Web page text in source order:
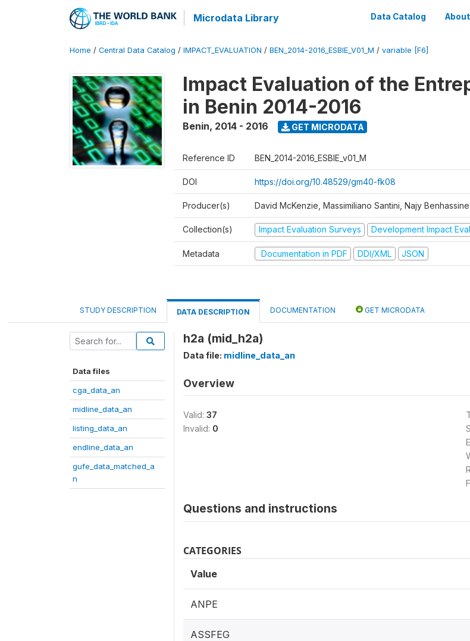
Microdata Library Data Catalog About
Home / Central Data Catalog / IMPACT_EVALUATION / BEN_2014-2016_ESBIE_V01_M / variable [F6]
Impact Evaluation of the
in Benin 2014-2016
Benin, 2014 - 2016 GET MICRODATA
Reference ID BEN_2014-2016_ESBIE_v01_M
DOI https://doi.org/10.48529/gm40-fk08
Producer(s) David McKenzie, Massimiliano Santini, Najy
Collection(s) Impact Evaluation Surveys Development Impact
Metadata Documentation in PDF DDI/XML JSON
STUDY DESCRIPTION DATA DESCRIPTION DOCUMENTATION GET MICRODATA
Data files
cga_data_an
midline_data_an
listing_data_an
endline_data_an
gufe_data_matched_a
n
h2a (mid_h2a)
Data file: midline_data_an
Overview
Valid: 37
Invalid: 0
Questions and instructions
CATEGORIES
Value
ANPE
ASSFEG